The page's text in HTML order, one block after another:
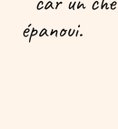
épanoui.